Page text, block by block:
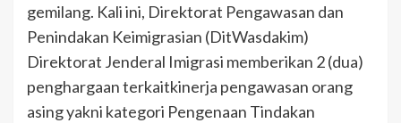
gemilang. Kali ini, Direktorat Pengawasan dan
Penindakan Keimigrasian (DitWasdakim)
Direktorat Jenderal Imigrasi memberikan 2 (dua)
penghargaan terkaitkinerja pengawasan orang
asing yakni kategori Pengenaan Tindakan